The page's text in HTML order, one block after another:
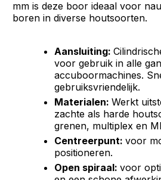
mm is deze boor ideaal voor
boren in diverse houtsoorten.
Aansluiting:
voor gebruik in alle
accuboormachines.
gebruiksvriendelijk.
Materialen:Werkt
zachte als harde
grenen, multiplex en
Centreerpunt:voor
positioneren.
Open spiraal:voor